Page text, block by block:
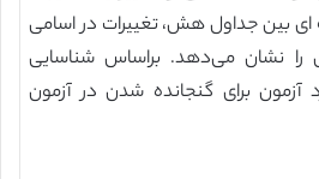
بین جداول هش، تغییرات در اسامی
را نشان می‌دهد. براساس شناسایی
آزمون برای گنجانده شدن در آزمون